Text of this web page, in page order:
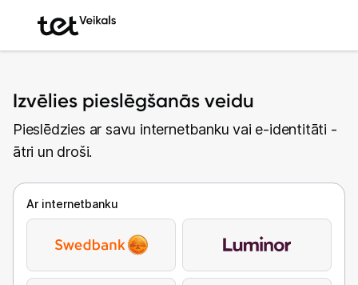
Izvēlies pieslēgšanās veidu
Pieslēdzies ar savu internetbanku vai e-identitāti -
ātri un droši.
Ar internetbanku